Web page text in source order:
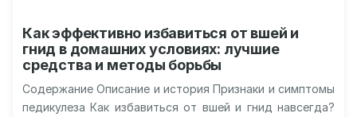
Как эффективно избавиться от вшей и
гнид в домашних условиях: лучшие
средства и методы борьбы
Содержание Описание и история Признаки и симптомы
педикулеза Как избавиться от вшей и гнид навсегда?